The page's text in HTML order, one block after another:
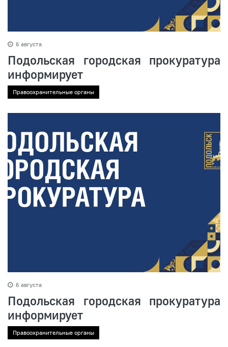
6 августа
Подольская городская прокуратура
информирует
Правоохранительные органы
6 августа
Подольская городская прокуратура
информирует
Правоохранительные органы